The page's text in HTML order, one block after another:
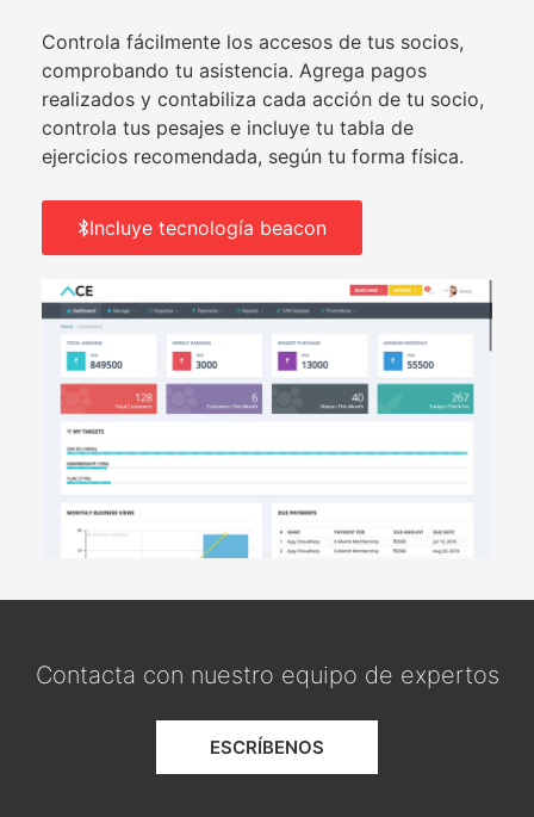
Controla fácilmente los accesos de tus socios,
comprobando tu asistencia. Agrega pagos
realizados y contabiliza cada acción de tu socio,
controla tus pesajes e incluye tu tabla de
ejercicios recomendada, según tu forma física.
Incluye tecnología beacon
Contacta con nuestro equipo de expertos
ESCRÍBENOS